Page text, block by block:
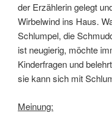
der Erzählerin gelegt
Wirbelwind ins Haus.
Schlumpel, die
ist neugierig, möchte
Kinderfragen und
sie kann sich mit
Meinung: